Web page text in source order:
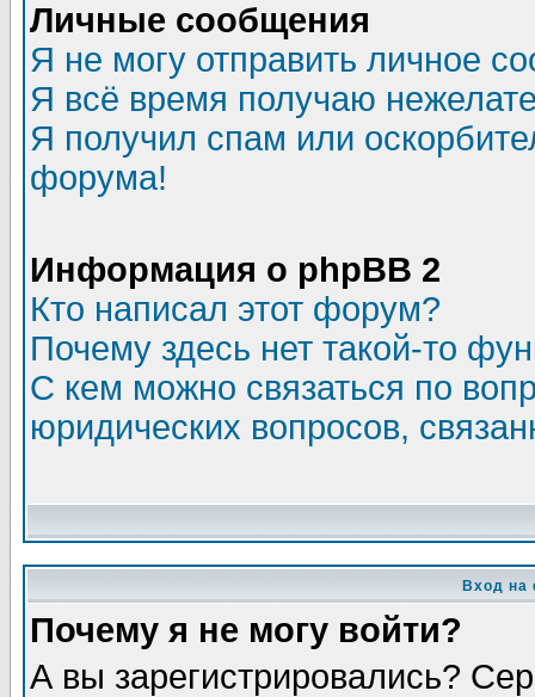
Личные сообщения
Я не могу отправить личное
Я всё время получаю
Я получил спам или
форума!
Информация о phpBB 2
Кто написал этот форум?
Почему здесь нет такой-то
С кем можно связаться по
юридических вопросов,
Вход на
Почему я не могу войти?
А вы зарегистрировались?